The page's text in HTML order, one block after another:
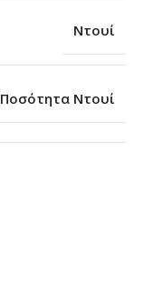
Ντουί
Ποσότητα Ντουί